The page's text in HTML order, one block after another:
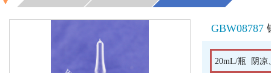
GBW08787
20mL/瓶 阴凉